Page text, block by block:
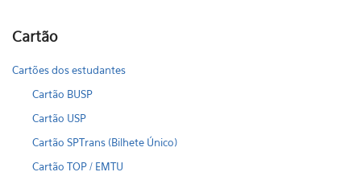
Cartão
Cartões dos estudantes
Cartão BUSP
Cartão USP
Cartão SPTrans (Bilhete Único)
Cartão TOP / EMTU